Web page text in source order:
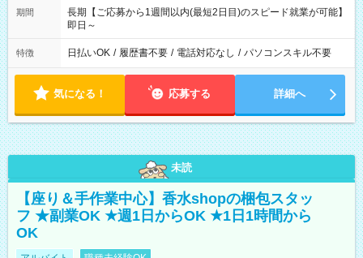
期間
長期【ご応募から1週間以内(最短2日目)のスピード就業が可能】
即日～
特徴 日払いOK / 履歴書不要 / 電話対応なし / パソコンスキル不要
気になる！ 応募する 詳細へ
未読
【座り＆手作業中心】香水shopの梱包スタッ
フ ★副業OK ★週1日からOK ★1日1時間から
OK